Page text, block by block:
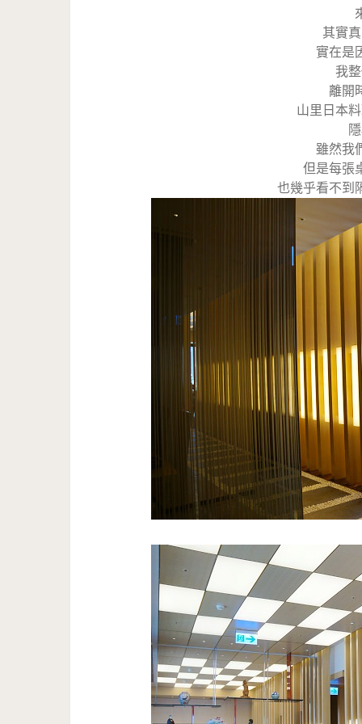
其實
實在是
我
離開
山里日本
雖然我
但是每張
也幾乎看不到